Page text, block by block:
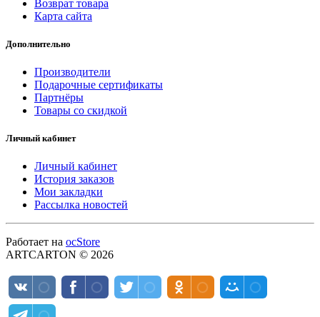
Возврат товара
Карта сайта
Дополнительно
Производители
Подарочные сертификаты
Партнёры
Товары со скидкой
Личный кабинет
Личный кабинет
История заказов
Мои закладки
Рассылка новостей
Работает на ocStore
ARTCARTON © 2026